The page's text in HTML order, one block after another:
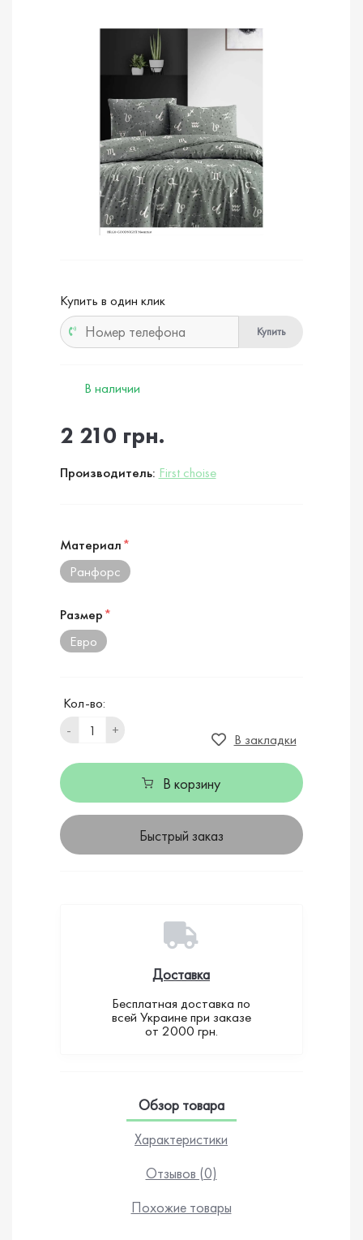
Купить в один клик
Купить
В наличии
2 210 грн.
Производитель: First choise
Материал*
Ранфорс
Размер*
Евро
Кол-во:
-
+
В закладки
В корзину
Быстрый заказ
Доставка
Бесплатная доставка по
всей Украине при заказе
от 2000 грн.
Обзор товара
Характеристики
Отзывов (0)
Похожие товары